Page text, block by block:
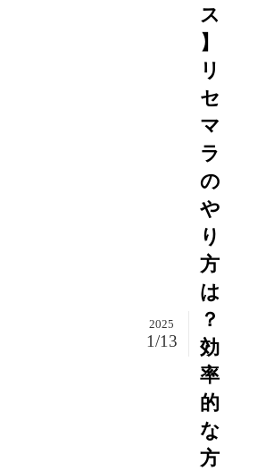
ス
】
リ
セ
マ
ラ
の
や
り
方
は
？
効
率
的
な
方
2025
1/13